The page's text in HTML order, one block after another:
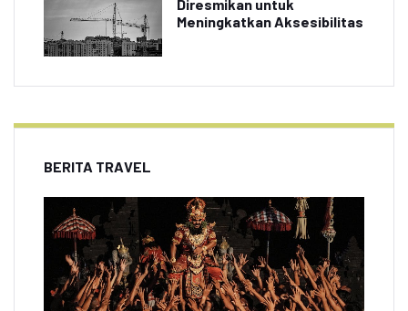
Diresmikan untuk
Meningkatkan Aksesibilitas
BERITA TRAVEL